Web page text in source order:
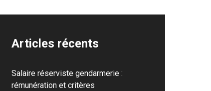
Articles récents
Salaire réserviste gendarmerie :
rémunération et critères